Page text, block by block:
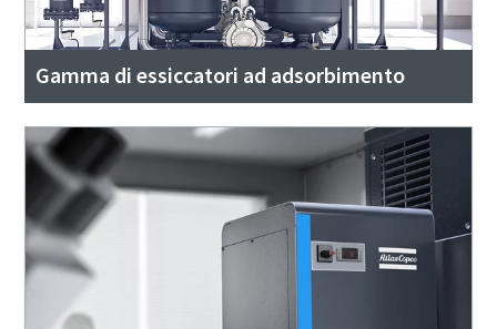
Gamma di essiccatori ad adsorbimento